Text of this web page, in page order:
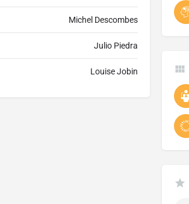
Michel Descombes
Julio Piedra
Louise Jobin